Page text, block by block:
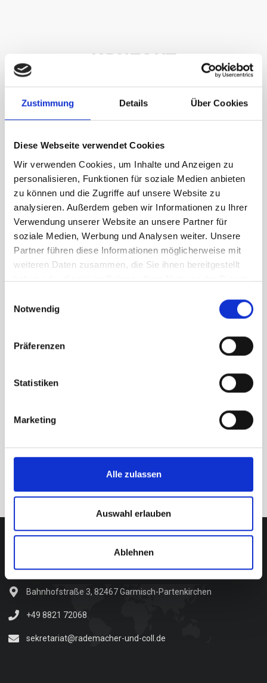
Zustimmung Details Über Cookies
Diese Webseite verwendet Cookies
Wir verwenden Cookies, um Inhalte und Anzeigen zu
personalisieren, Funktionen für soziale Medien anbieten
zu können und die Zugriffe auf unsere Website zu
analysieren. Außerdem geben wir Informationen zu Ihrer
Verwendung unserer Website an unsere Partner für
soziale Medien, Werbung und Analysen weiter. Unsere
Partner führen diese Informationen möglicherweise mit
weiteren Daten zusammen, die Sie ihnen bereitgestellt
haben oder die sie im Rahmen Ihrer Nutzung der Dienste
Notwendig
Präferenzen
Statistiken
Marketing
Alle zulassen
Auswahl erlauben
Ablehnen
KONTAKT
Kontaktieren Sie uns direkt über unser
Name
E-Mail & Telefon
Ich habe die
gelesen und bin
Bahnhofstraße 3, 82467 Garmisch-Partenkirchen
+49 8821 72068
sekretariat@rademacher-und-coll.de